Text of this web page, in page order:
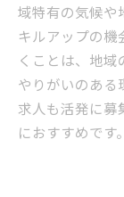
域特有の気候や
キルアップの機
くことは、地
やりがいのある
求人も活発に募
におすすめです。